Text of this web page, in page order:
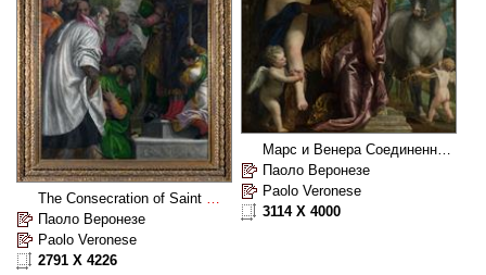
Паоло Веронезе
Paolo Veronese
2791 X 4226
Марс и Венера Соединенных по любви
Паоло Веронезе
Paolo Veronese
3114 X 4000